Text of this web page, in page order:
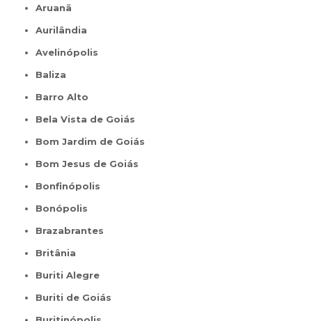
Aruanã
Aurilândia
Avelinópolis
Baliza
Barro Alto
Bela Vista de Goiás
Bom Jardim de Goiás
Bom Jesus de Goiás
Bonfinópolis
Bonópolis
Brazabrantes
Britânia
Buriti Alegre
Buriti de Goiás